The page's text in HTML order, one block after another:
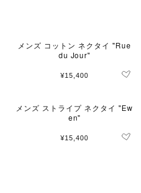
メンズ コットン ネクタイ "Rue
du Jour"
¥15,400
メンズ ストライプ ネクタイ "Ew
en"
¥15,400